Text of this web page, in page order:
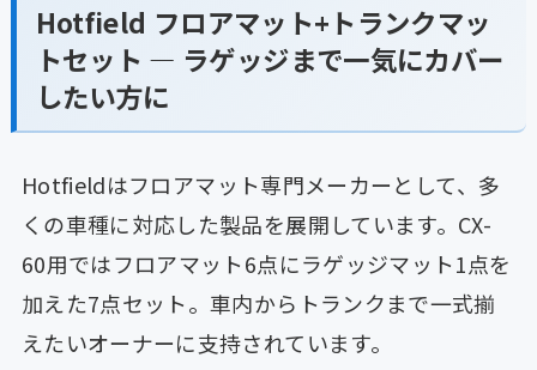
Hotfield フロアマット+トランクマッ
トセット — ラゲッジまで一気にカバー
したい方に
Hotfieldはフロアマット専門メーカーとして、多
くの車種に対応した製品を展開しています。CX-
60用ではフロアマット6点にラゲッジマット1点を
加えた7点セット。車内からトランクまで一式揃
えたいオーナーに支持されています。